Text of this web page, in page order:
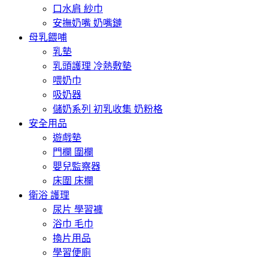
口水肩 紗巾
安撫奶嘴 奶嘴鏈
母乳餵哺
乳墊
乳頭護理 冷熱敷墊
喂奶巾
吸奶器
儲奶系列 初乳收集 奶粉格
安全用品
遊戲墊
門欄 圍欄
嬰兒監察器
床圍 床欄
衛浴 護理
尿片 學習褲
浴巾 毛巾
換片用品
學習便廁